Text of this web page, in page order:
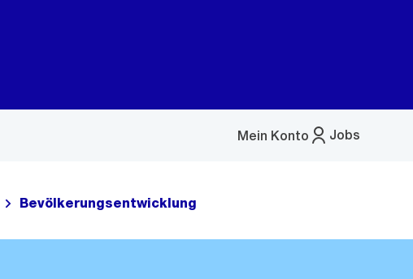
Jobs
Mein Konto
Menü
Bevölkerungsentwicklung